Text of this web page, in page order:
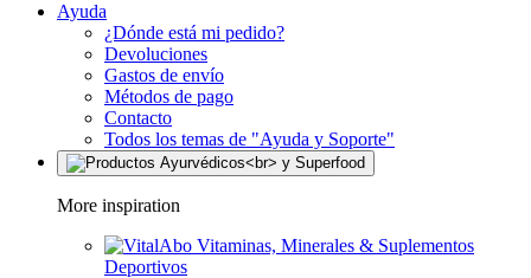
Ayuda
¿Dónde está mi pedido?
Devoluciones
Gastos de envío
Métodos de pago
Contacto
Todos los temas de "Ayuda y Soporte"
More inspiration
Vitaminas, Minerales & Suplementos
Deportivos